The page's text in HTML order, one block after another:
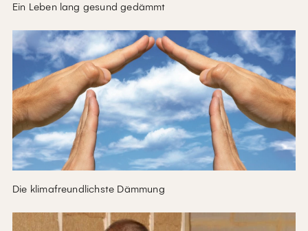
Ein Leben lang gesund gedämmt
Die klimafreundlichste Dämmung